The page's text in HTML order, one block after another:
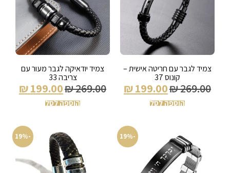
צמיד לגבר עם חריטה אישית –
קונוס 37
₪269.00
₪199.00
הוספה לסל
צמיד יודאיקה לגבר מעור עם
צריבה 33
₪269.00
₪199.00
הוספה לסל
-19%
-19%